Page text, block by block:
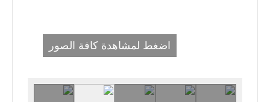
اضغط لمشاهدة كافة الصور